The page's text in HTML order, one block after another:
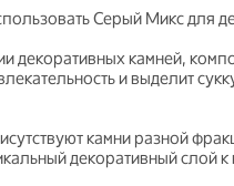
Серый Микс для
декоративных камней,
и выделит
камни разной
декоративный слой